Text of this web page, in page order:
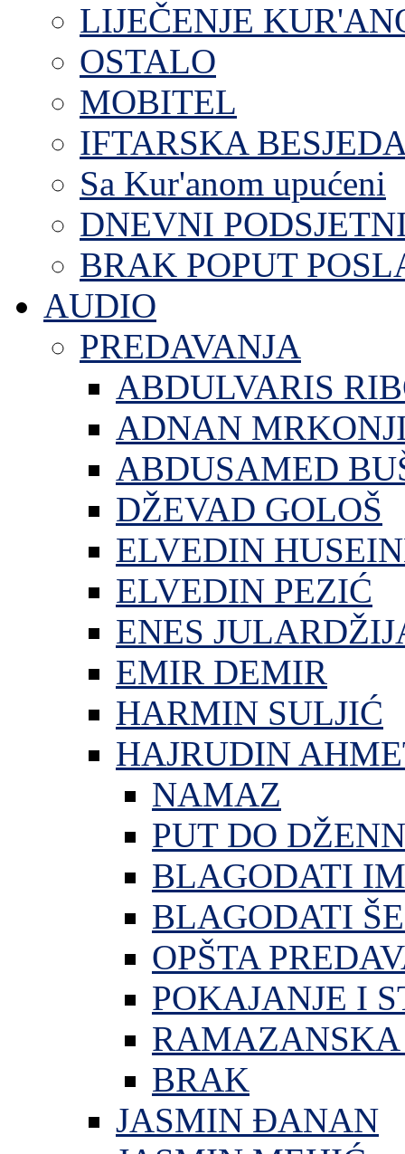
LIJEČENJE
OSTALO
MOBITEL
IFTARSKA
Sa Kur'anom upućeni
DNEVNI
BRAK POPUT
AUDIO
PREDAVANJA
ABDULVARIS
ADNAN
ABDUSAMED
DŽEVAD GOLOŠ
ELVEDIN
ELVEDIN PEZIĆ
ENES
EMIR DEMIR
HARMIN SULJIĆ
HAJRUDIN
NAMAZ
PUT DO
BLAGODATI
BLAGODATI
OPŠTA
POKAJANJE I
RAMAZANSKA
BRAK
JASMIN ĐANAN